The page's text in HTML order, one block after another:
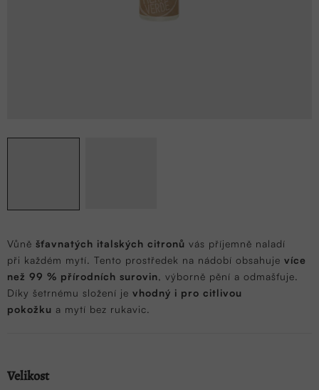
Vůně šťavnatých italských citronů vás příjemně naladí
při každém mytí. Tento prostředek na nádobí obsahuje více
než 99 % přírodních surovin, výborně pění a odmašťuje.
Díky šetrnému složení je vhodný i pro citlivou
pokožku a mytí bez rukavic.
Velikost